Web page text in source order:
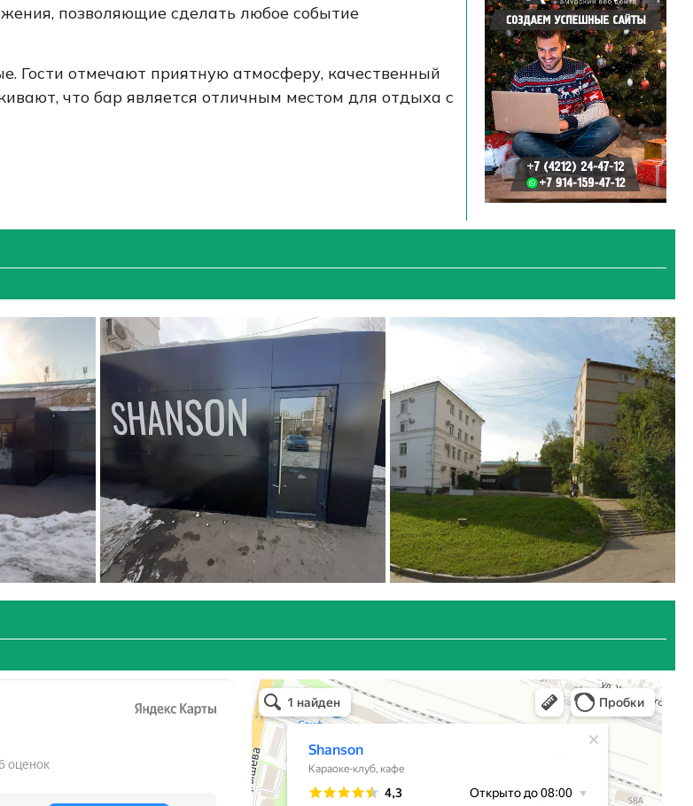
позволяющие сделать любое событие
Гости отмечают приятную атмосферу, качественный
что бар является отличным местом для отдыха с
Shanson
Караоке-клуб в Хабаровске
Кафе в Хабаровске